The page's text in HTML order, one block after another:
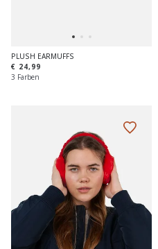
PLUSH EARMUFFS
€ 24,99
3 Farben